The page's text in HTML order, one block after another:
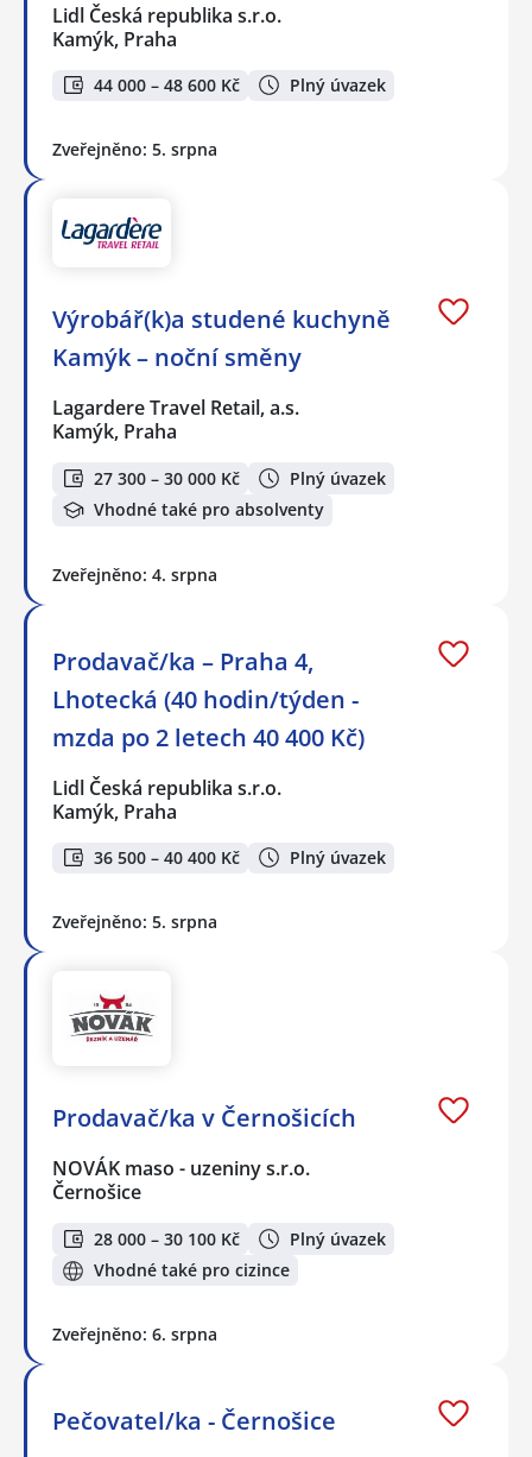
Lidl Česká republika s.r.o.
Kamýk, Praha
44 000 – 48 600 Kč Plný úvazek
Zveřejněno: 5. srpna
Výrobář(k)a studené kuchyně
Kamýk – noční směny
Lagardere Travel Retail, a.s.
Kamýk, Praha
27 300 – 30 000 Kč
Plný úvazek
Vhodné také pro absolventy
Zveřejněno: 4. srpna
Prodavač/ka – Praha 4,
Lhotecká (40 hodin/týden -
mzda po 2 letech 40 400 Kč)
Lidl Česká republika s.r.o.
Kamýk, Praha
36 500 – 40 400 Kč Plný úvazek
Zveřejněno: 5. srpna
Prodavač/ka v Černošicích
NOVÁK maso - uzeniny s.r.o.
Černošice
28 000 – 30 100 Kč
Plný úvazek
Vhodné také pro cizince
Zveřejněno: 6. srpna
Pečovatel/ka - Černošice